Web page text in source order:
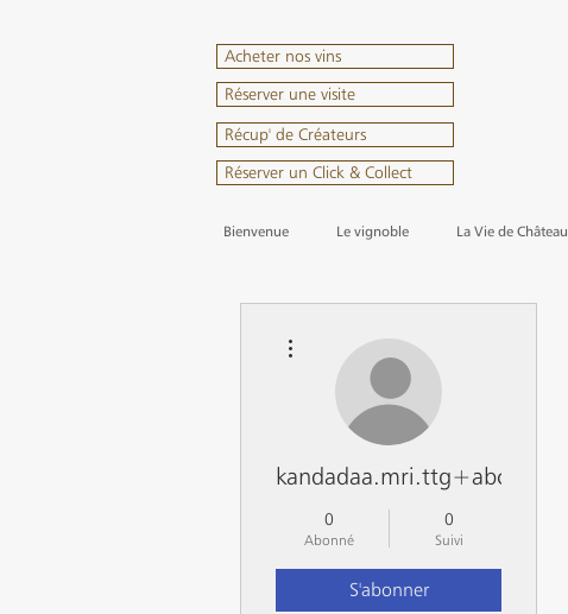
Acheter nos vins
Réserver une visite
Récup' de Créateurs
Réserver un Click & Collect
Bienvenue Le vignoble La Vie de Château
kandadaa.mri.ttg+abc123
0
Abonné
0
Suivi
S'abonner